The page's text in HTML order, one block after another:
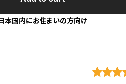
本国内にお住まいの方向け